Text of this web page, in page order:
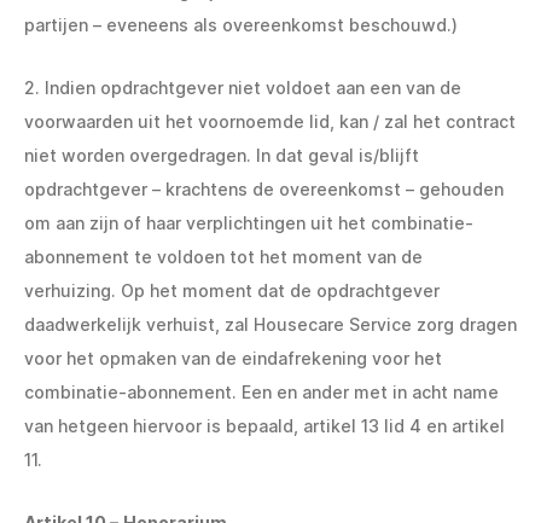
partijen – eveneens als overeenkomst beschouwd.)
2. Indien opdrachtgever niet voldoet aan een van de
voorwaarden uit het voornoemde lid, kan / zal het contract
niet worden overgedragen. In dat geval is/blijft
opdrachtgever – krachtens de overeenkomst – gehouden
om aan zijn of haar verplichtingen uit het combinatie-
abonnement te voldoen tot het moment van de
verhuizing. Op het moment dat de opdrachtgever
daadwerkelijk verhuist, zal Housecare Service zorg dragen
voor het opmaken van de eindafrekening voor het
combinatie-abonnement. Een en ander met in acht name
van hetgeen hiervoor is bepaald, artikel 13 lid 4 en artikel
11.